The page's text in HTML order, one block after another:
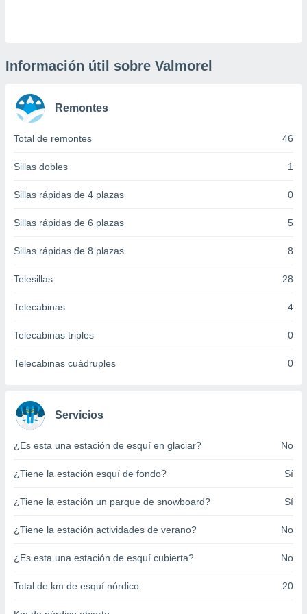
únicos
similares
como
de
en
a lo que
su
en
en
de
o acceder
perfiles
Información útil sobre Valmorel
Remontes
Total de remontes 46
Sillas dobles 1
Sillas rápidas de 4 plazas 0
Sillas rápidas de 6 plazas 5
Sillas rápidas de 8 plazas 8
Telesillas 28
Telecabinas 4
Telecabinas triples 0
Telecabinas cuádruples 0
Servicios
¿Es esta una estación de esquí en glaciar? No
¿Tiene la estación esquí de fondo? Sí
¿Tiene la estación un parque de snowboard? Sí
¿Tiene la estación actividades de verano? No
¿Es esta una estación de esquí cubierta? No
Total de km de esquí nórdico 20